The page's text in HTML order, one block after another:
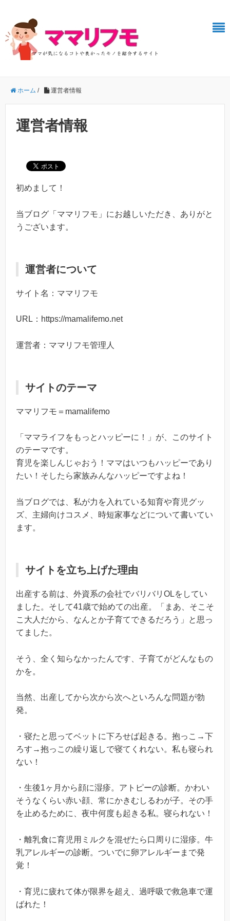
ホーム / 運営者情報
運営者情報
初めまして！
当ブログ「ママリフモ」にお越しいただき、ありがと
うございます。
運営者について
サイト名：ママリフモ
URL：https://mamalifemo.net
運営者：ママリフモ管理人
サイトのテーマ
ママリフモ＝mamalifemo
「ママライフをもっとハッピーに！」が、このサイト
のテーマです。
育児を楽しんじゃおう！ママはいつもハッピーであり
たい！そしたら家族みんなハッピーですよね！
当ブログでは、私が力を入れている知育や育児グッ
ズ、主婦向けコスメ、時短家事などについて書いてい
ます。
サイトを立ち上げた理由
出産する前は、外資系の会社でバリバリOLをしてい
ました。そして41歳で始めての出産。「まあ、そこそ
こ大人だから、なんとか子育てできるだろう」と思っ
てました。
そう、全く知らなかったんです、子育てがどんなもの
かを。
当然、出産してから次から次へといろんな問題が勃
発。
・寝たと思ってベットに下ろせば起きる。抱っこ→下
ろす→抱っこの繰り返しで寝てくれない。私も寝られ
ない！
・生後1ヶ月から顔に湿疹。アトピーの診断。かわい
そうなくらい赤い顔、常にかきむしるわが子。その手
を止めるために、夜中何度も起きる私。寝られない！
・離乳食に育児用ミルクを混ぜたら口周りに湿疹。牛
乳アレルギーの診断。ついでに卵アレルギーまで発
覚！
・育児に疲れて体が限界を超え、過呼吸で救急車で運
ばれた！